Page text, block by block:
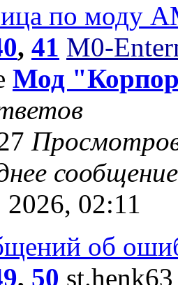
по моду
, 41 M0-
Мод
2026, 02:11
об
, 50 st.henk63